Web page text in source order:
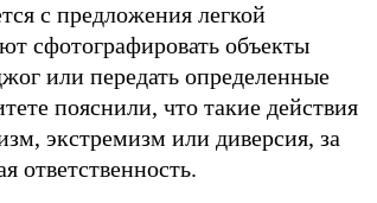
с предложения легкой
сфотографировать объекты
или передать определенные
пояснили, что такие действия
экстремизм или диверсия, за
ответственность.